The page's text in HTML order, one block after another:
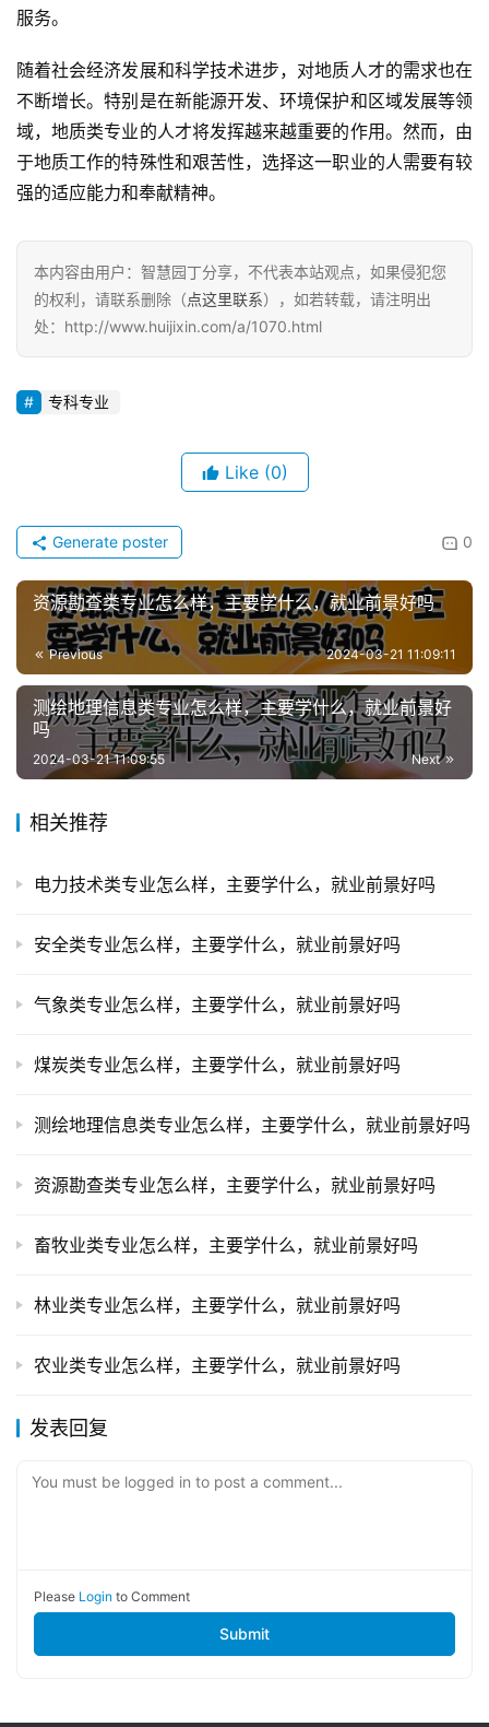
服务。
随着社会经济发展和科学技术进步，对地质人才的需求也在
不断增长。特别是在新能源开发、环境保护和区域发展等领
域，地质类专业的人才将发挥越来越重要的作用。然而，由
于地质工作的特殊性和艰苦性，选择这一职业的人需要有较
强的适应能力和奉献精神。
本内容由用户：智慧园丁分享，不代表本站观点，如果侵犯您
的权利，请联系删除（点这里联系），如若转载，请注明出
处：http://www.huijixin.com/a/1070.html
专科专业
Like (0)
0
Generate poster
资源勘查类专业怎么样，主要学什么，就业前景好吗
Previous 2024-03-21 11:09:11
测绘地理信息类专业怎么样，主要学什么，就业前景好
吗
Next
2024-03-21 11:09:55
相关推荐
电力技术类专业怎么样，主要学什么，就业前景好吗
安全类专业怎么样，主要学什么，就业前景好吗
气象类专业怎么样，主要学什么，就业前景好吗
煤炭类专业怎么样，主要学什么，就业前景好吗
测绘地理信息类专业怎么样，主要学什么，就业前景好吗
资源勘查类专业怎么样，主要学什么，就业前景好吗
畜牧业类专业怎么样，主要学什么，就业前景好吗
林业类专业怎么样，主要学什么，就业前景好吗
农业类专业怎么样，主要学什么，就业前景好吗
发表回复
You must be logged in to post a comment...
Please Login to Comment
Submit